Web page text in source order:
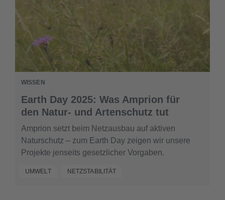
WISSEN
Earth Day 2025: Was Amprion für
den Natur- und Artenschutz tut
​​Amprion setzt beim Netzausbau auf aktiven
Naturschutz – zum Earth Day zeigen wir unsere
Projekte jenseits gesetzlicher Vorgaben.​
UMWELT NETZSTABILITÄT